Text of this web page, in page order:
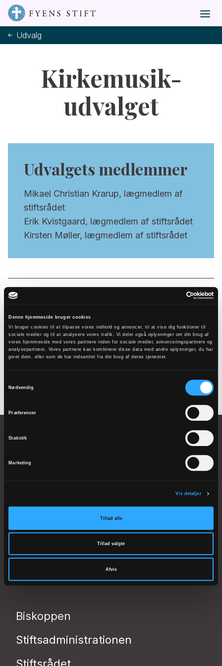
Denne hjemmeside bruger cookies
Vi bruger cookies til at tilpasse vores indhold og annoncer, til at vise dig funktioner til
sociale medier og til at analysere vores trafik. Vi deler også oplysninger om din brug af
vores hjemmeside med vores partnere inden for sociale medier, annonceringspartnere og
analysepartnere. Vores partnere kan kombinere disse data med andre oplysninger, du har
givet dem, eller som de har indsamlet fra din brug af deres tjenester.
Nødvendig
Præferencer
Statistik
Marketing
Vis detaljer
Tillad alle
Tillad valgte
Afvis
Udvalg
Kirkemusik-
udvalget
Udvalgets medlemmer
Mikael Christian Krarup, lægmedlem af
stiftsrådet
Erik Kvistgaard, lægmedlem af stiftsrådet
Kirsten Møller, lægmedlem af stiftsrådet
Tilmeld
nyhedsbrev
CVR: 53506119
EAN: 5798000818705
Biskoppen
Stiftsadministrationen